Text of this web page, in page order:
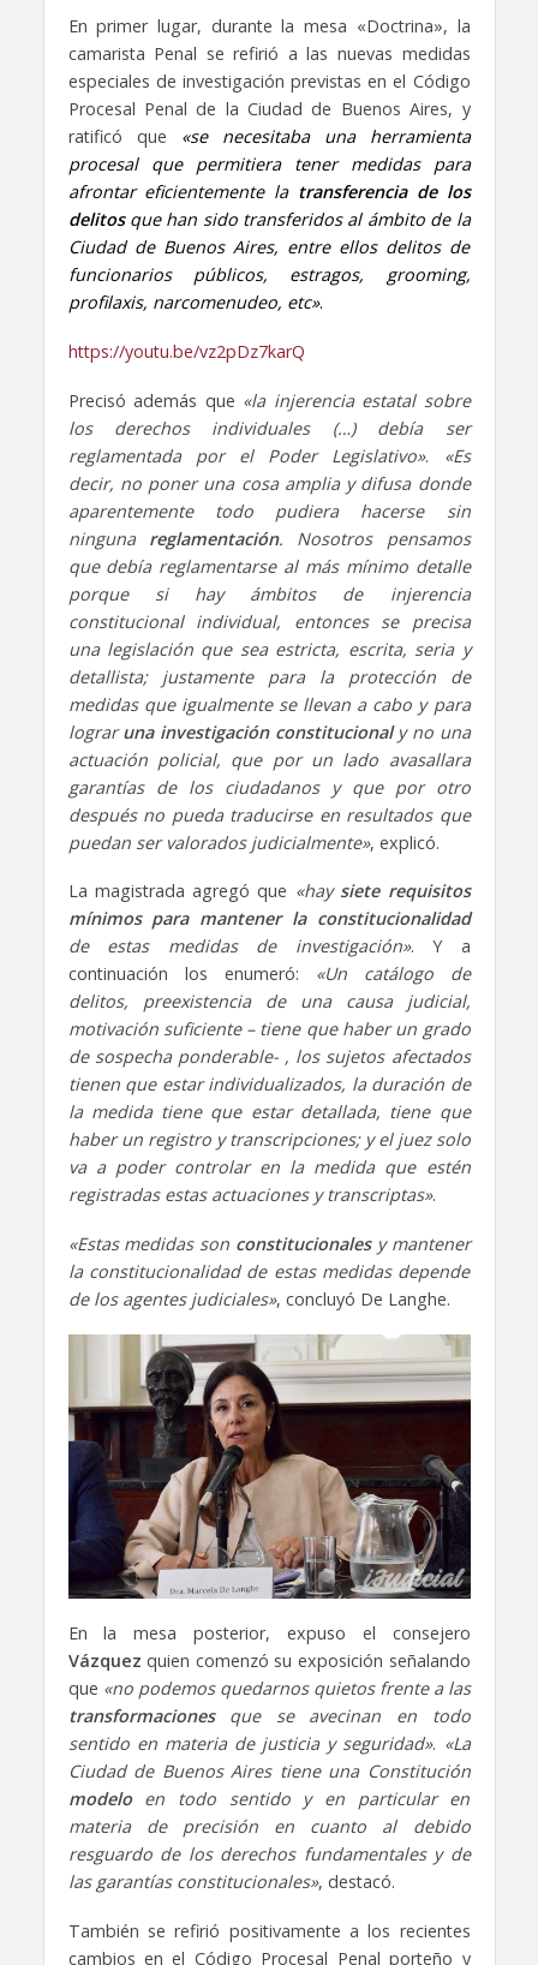
En primer lugar, durante la mesa «Doctrina», la
camarista Penal se refirió a las nuevas medidas
especiales de investigación previstas en el Código
Procesal Penal de la Ciudad de Buenos Aires, y
ratificó que «se necesitaba una herramienta
procesal que permitiera tener medidas para
afrontar eficientemente la transferencia de los
delitosque han sido transferidos al ámbito de la
Ciudad de Buenos Aires, entre ellos delitos de
funcionarios públicos, estragos, grooming,
profilaxis, narcomenudeo, etc».
https://youtu.be/vz2pDz7karQ
Precisó además que «la injerencia estatal sobre
los derechos individuales (…) debía ser
reglamentada por el Poder Legislativo». «Es
decir, no poner una cosa amplia y difusa donde
aparentemente todo pudiera hacerse sin
ninguna reglamentación. Nosotros pensamos
que debía reglamentarse al más mínimo detalle
porque si hay ámbitos de injerencia
constitucional individual, entonces se precisa
una legislación que sea estricta, escrita, seria y
detallista; justamente para la protección de
medidas que igualmente se llevan a cabo y para
lograruna investigación constitucionaly no una
actuación policial, que por un lado avasallara
garantías de los ciudadanos y que por otro
después no pueda traducirse en resultados que
puedan ser valorados judicialmente», explicó.
La magistrada agregó que «hay siete requisitos
mínimos para mantener la constitucionalidad
de estas medidas de investigación». Y a
continuación los enumeró: «Un catálogo de
delitos, preexistencia de una causa judicial,
motivación suficiente – tiene que haber un grado
de sospecha ponderable- , los sujetos afectados
tienen que estar individualizados, la duración de
la medida tiene que estar detallada, tiene que
haber un registro y transcripciones; y el juez solo
va a poder controlar en la medida que estén
registradas estas actuaciones y transcriptas».
«Estas medidas son constitucionalesy mantener
la constitucionalidad de estas medidas depende
de los agentes judiciales», concluyó De Langhe.
En la mesa posterior, expuso el consejero
Vázquez quien comenzó su exposición señalando
que «no podemos quedarnos quietos frente a las
transformacionesque se avecinan en todo
sentido en materia de justicia y seguridad». «La
Ciudad de Buenos Aires tiene una Constitución
modeloen todo sentido y en particular en
materia de precisión en cuanto al debido
resguardo de los derechos fundamentales y de
las garantías constitucionales», destacó.
También se refirió positivamente a los recientes
cambios en el Código Procesal Penal porteño y